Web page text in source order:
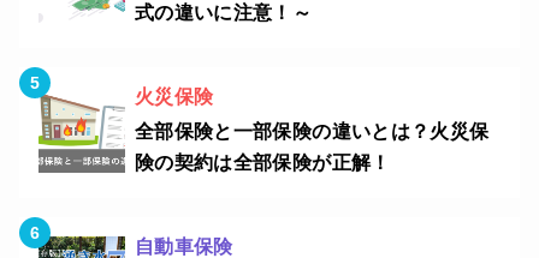
式の違いに注意！～
火災保険
全部保険と一部保険の違いとは？火災保
険の契約は全部保険が正解！
自動車保険